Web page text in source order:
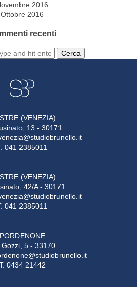
2016
Ottobre 2016
recenti
Cerca
(VENEZIA)
13 - 30171
041 2385011
(VENEZIA)
42/A - 30171
041 2385011
PORDENONE
Gozzi, 5 - 33170
0434 21442